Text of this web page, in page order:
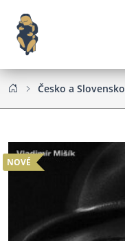
Česko a Slovensko
NOVÉ